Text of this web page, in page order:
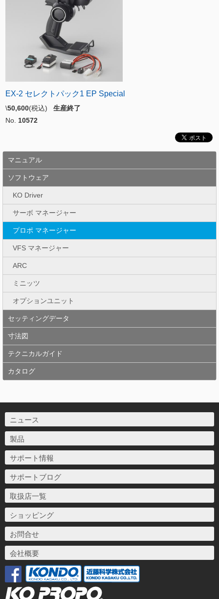
EX-2 セレクトパック1 EP Special
\50,600(税込) 生産終了
No. 10572
マニュアル
ソフトウェア
KO Driver
サーボ マネージャー
プロポ マネージャー
VFS マネージャー
ARC
ミニッツ
オプションユニット
セッティングデータ
寸法図
テクニカルガイド
カタログ
ニュース
製品
サポート情報
サポートブログ
取扱店一覧
ショッピング
お問合せ
会社概要